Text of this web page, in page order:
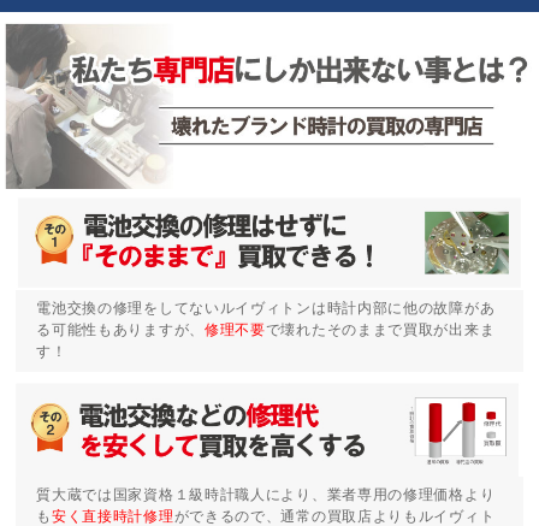
電池交換の修理をしてないルイヴィトンは時計内部に他の故障があ
る可能性もありますが、 修理不要で壊れたそのままで買取が出来ま
す！
質大蔵では国家資格１級時計職人により、業者専用の修理価格より
も 安く直接時計修理ができるので、通常の買取店よりもルイヴィト